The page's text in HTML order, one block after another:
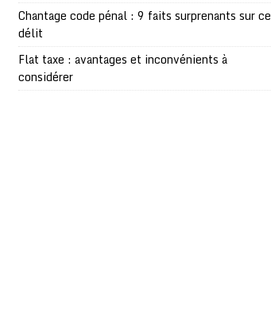
Chantage code pénal : 9 faits surprenants sur ce
délit
Flat taxe : avantages et inconvénients à
considérer